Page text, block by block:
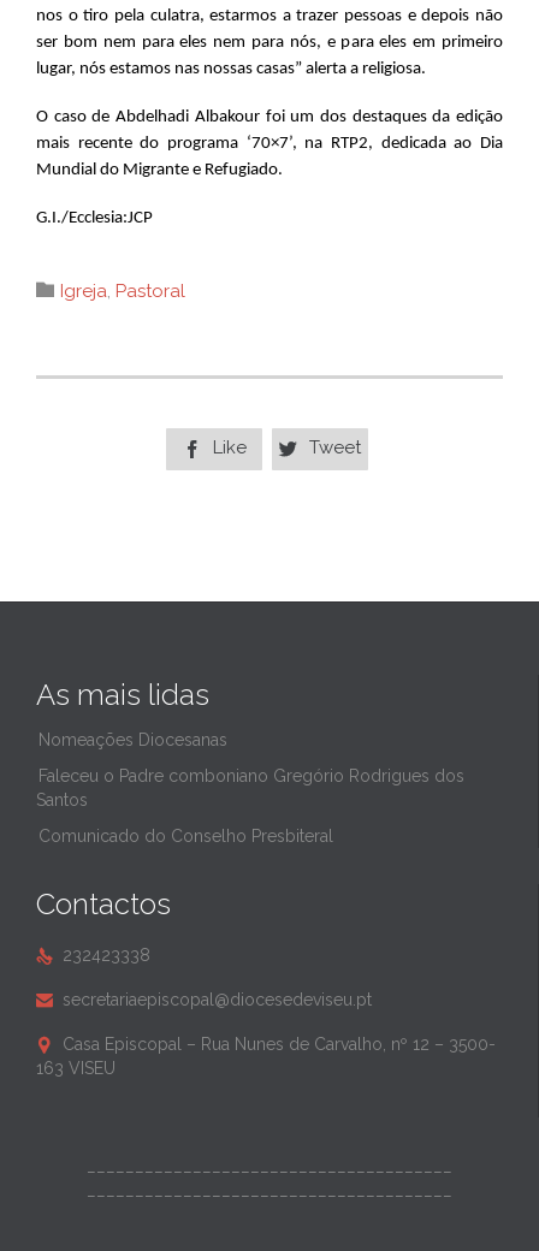
nos o tiro pela culatra, estarmos a trazer pessoas e depois não
ser bom nem para eles nem para nós, e para eles em primeiro
lugar, nós estamos nas nossas casas” alerta a religiosa.
O caso de Abdelhadi Albakour foi um dos destaques da edição
mais recente do programa ‘70×7’, na RTP2, dedicada ao Dia
Mundial do Migrante e Refugiado.
G.I./Ecclesia:JCP
 Category
Igreja, Pastoral
 Like  Tweet
As mais lidas
Nomeações Diocesanas
Faleceu o Padre comboniano Gregório Rodrigues dos
Santos
Comunicado do Conselho Presbiteral
Contactos
 232423338
 secretariaepiscopal@diocesedeviseu.pt

Casa Episcopal – Rua Nunes de Carvalho, nº 12 – 3500-
163 VISEU